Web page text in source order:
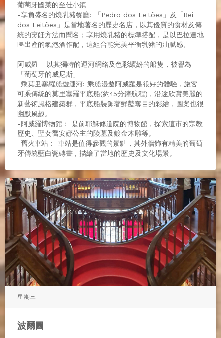
葡萄牙國菜的至佳小鎮
-享負盛名的燒乳豬餐廳: 「Pedro dos Leitões」及「Rei
dos Leitões」是當地著名的歷史名店，以其優質的食材及傳
統的烹飪方法而聞名；享用燒乳豬的標準搭配，是以巴拉達地
區出產的氣泡酒作配，這組合能完美平衡乳豬的油膩感。
阿威羅 - 以其獨特的運河網絡及色彩繽紛的船隻，被譽為
「葡萄牙的威尼斯」
-乘莫里塞羅船遊運河: 乘船漫遊阿威羅是很好的體驗，旅客
可乘傳統的莫里塞羅平底船(約45分鐘航程)，沿途欣賞美麗的
新藝術風格建築群，平底船裝飾著鮮豔奪目的彩繪，圖案也很
幽默風趣。
-阿威羅博物館： 是前耶穌修道院的博物館，探索這市的宗教
歷史、聖女喬安娜公主的陵墓及鍍金木雕等。
-舊火車站： 車站是值得參觀的景點，其外牆飾有精美的葡萄
牙傳統藍白瓷磚畫，描繪了當地的歷史及文化場景。
星期三
波爾圖